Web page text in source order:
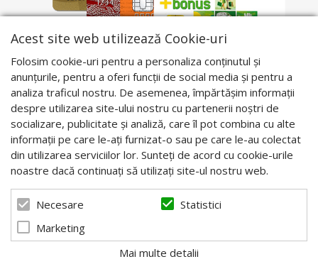
Acest site web utilizează Cookie-uri
Folosim cookie-uri pentru a personaliza conținutul și
anunțurile, pentru a oferi funcții de social media și pentru a
analiza traficul nostru. De asemenea, împărtășim informații
despre utilizarea site-ului nostru cu partenerii noștri de
socializare, publicitate și analiză, care îl pot combina cu alte
informații pe care le-ați furnizat-o sau pe care le-au colectat
din utilizarea serviciilor lor. Sunteți de acord cu cookie-urile
noastre dacă continuați să utilizați site-ul nostru web.
Necesare
Statistici
Marketing
Mai multe detalii
© 2026 Apis Blaj - Utilaje apicole. Powered by